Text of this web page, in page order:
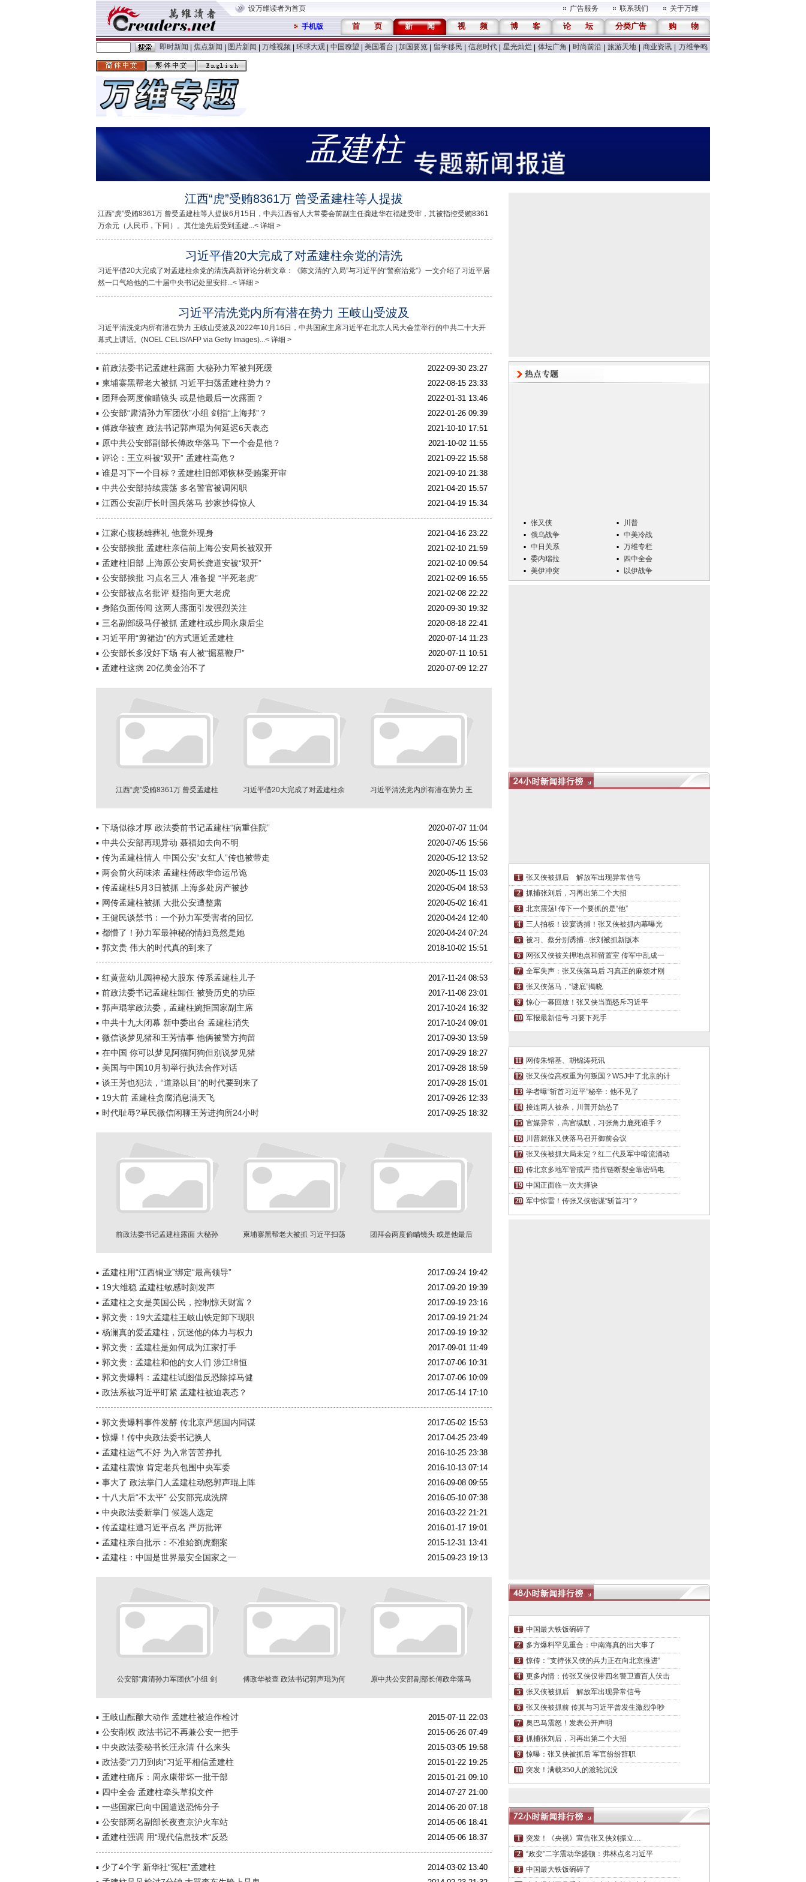
设万维读者为首页 广告服务 联系我们 关于万维
手机版 首 页 新 闻 视 频 博 客 论 坛 分类广告 购 物
即时新闻 焦点新闻 图片新闻 万维视频 环球大观 中国嘹望 美国看台 加国要览 留学移民 信息时代 星光灿烂 体坛广角 时尚前沿 旅游天地 商业资讯 万维争鸣
孟建柱
江西“虎”受贿8361万 曾受孟建柱等人提拔
江西“虎”受贿8361万 曾受孟建柱等人提拔6月15日，中共江西省人大常委会前副主任龚建华在福建受审，其被指控受贿8361
万余元（人民币，下同）。其仕途先后受到孟建...< 详细 >
习近平借20大完成了对孟建柱余党的清洗
习近平借20大完成了对孟建柱余党的清洗高新评论分析文章：《陈文清的“入局”与习近平的“警察治党”》一文介绍了习近平居
然一口气给他的二十届中央书记处里安排...< 详细 >
习近平清洗党内所有潜在势力 王岐山受波及
习近平清洗党内所有潜在势力 王岐山受波及2022年10月16日，中共国家主席习近平在北京人民大会堂举行的中共二十大开
幕式上讲话。(NOEL CELIS/AFP via Getty Images)...< 详细 >
前政法委书记孟建柱露面 大秘孙力军被判死缓 2022-09-30 23:27
柬埔寨黑帮老大被抓 习近平扫荡孟建柱势力？ 2022-08-15 23:33
团拜会两度偷瞄镜头 或是他最后一次露面？ 2022-01-31 13:46
公安部“肃清孙力军团伙”小组 剑指“上海邦”？ 2022-01-26 09:39
傅政华被查 政法书记郭声琨为何延迟6天表态 2021-10-10 17:51
原中共公安部副部长傅政华落马 下一个会是他？ 2021-10-02 11:55
评论：王立科被“双开” 孟建柱高危？ 2021-09-22 15:58
谁是习下一个目标？孟建柱旧部邓恢林受贿案开审 2021-09-10 21:38
中共公安部持续震荡 多名警官被调闲职 2021-04-20 15:57
江西公安副厅长叶国兵落马 抄家抄得惊人 2021-04-19 15:34
江家心腹杨雄葬礼 他意外现身 2021-04-16 23:22
公安部挨批 孟建柱亲信前上海公安局长被双开 2021-02-10 21:59
孟建柱旧部 上海原公安局长龚道安被“双开” 2021-02-10 09:54
公安部挨批 习点名三人 准备捉 “半死老虎” 2021-02-09 16:55
公安部被点名批评 疑指向更大老虎 2021-02-08 22:22
身陷负面传闻 这两人露面引发强烈关注 2020-09-30 19:32
三名副部级马仔被抓 孟建柱或步周永康后尘 2020-08-18 22:41
习近平用“剪裙边”的方式逼近孟建柱 2020-07-14 11:23
公安部长多没好下场 有人被“掘墓鞭尸” 2020-07-11 10:51
孟建柱这病 20亿美金治不了 2020-07-09 12:27
江西“虎”受贿8361万 曾受孟建柱
习近平借20大完成了对孟建柱余
习近平清洗党内所有潜在势力 王
下场似徐才厚 政法委前书记孟建柱“病重住院” 2020-07-07 11:04
中共公安部再现异动 聂福如去向不明 2020-07-05 15:56
传为孟建柱情人 中国公安“女红人”传也被带走 2020-05-12 13:52
两会前火药味浓 孟建柱傅政华命运吊诡 2020-05-11 15:03
传孟建柱5月3日被抓 上海多处房产被抄 2020-05-04 18:53
网传孟建柱被抓 大批公安遭整肃 2020-05-02 16:41
王健民谈禁书：一个孙力军受害者的回忆 2020-04-24 12:40
都懵了！孙力军最神秘的情妇竟然是她 2020-04-24 07:24
郭文贵 伟大的时代真的到来了 2018-10-02 15:51
红黄蓝幼儿园神秘大股东 传系孟建柱儿子 2017-11-24 08:53
前政法委书记孟建柱卸任 被赞历史的功臣 2017-11-08 23:01
郭声琨掌政法委，孟建柱婉拒国家副主席 2017-10-24 16:32
中共十九大闭幕 新中委出台 孟建柱消失 2017-10-24 09:01
微信谈梦见猪和王芳情事 他俩被警方拘留 2017-09-30 13:59
在中国 你可以梦见阿猫阿狗但别说梦见猪 2017-09-29 18:27
美国与中国10月初举行执法合作对话 2017-09-28 18:59
谈王芳也犯法，“道路以目”的时代要到来了 2017-09-28 15:01
19大前 孟建柱贪腐消息满天飞 2017-09-26 12:33
时代耻辱?草民微信闲聊王芳进拘所24小时 2017-09-25 18:32
前政法委书记孟建柱露面 大秘孙
柬埔寨黑帮老大被抓 习近平扫荡
团拜会两度偷瞄镜头 或是他最后
孟建柱用“江西铜业”绑定“最高领导” 2017-09-24 19:42
19大维稳 孟建柱敏感时刻发声 2017-09-20 19:39
孟建柱之女是美国公民，控制惊天财富？ 2017-09-19 23:16
郭文贵：19大孟建柱王岐山铁定卸下现职 2017-09-19 21:24
杨澜真的爱孟建柱，沉迷他的体力与权力 2017-09-19 19:32
郭文贵：孟建柱是如何成为江家打手 2017-09-01 11:49
郭文贵：孟建柱和他的女人们 涉江绵恒 2017-07-06 10:31
郭文贵爆料：孟建柱试图借反恐除掉马健 2017-07-06 10:09
政法系被习近平盯紧 孟建柱被迫表态？ 2017-05-14 17:10
郭文贵爆料事件发酵 传北京严惩国内同谋 2017-05-02 15:53
惊爆！传中央政法委书记换人 2017-04-25 23:49
孟建柱运气不好 为入常苦苦挣扎 2016-10-25 23:38
孟建柱震惊 肯定老兵包围中央军委 2016-10-13 07:14
事大了 政法掌门人孟建柱动怒郭声琨上阵 2016-09-08 09:55
十八大后“不太平” 公安部完成洗牌 2016-05-10 07:38
中央政法委新掌门 候选人选定 2016-03-22 21:21
传孟建柱遭习近平点名 严厉批评 2016-01-17 19:01
孟建柱亲自批示：不准給劉虎翻案 2015-12-31 13:41
孟建柱：中国是世界最安全国家之一 2015-09-23 19:13
公安部“肃清孙力军团伙”小组 剑
傅政华被查 政法书记郭声琨为何
原中共公安部副部长傅政华落马
王岐山酝酿大动作 孟建柱被迫作检讨 2015-07-11 22:03
公安削权 政法书记不再兼公安一把手 2015-06-26 07:49
中央政法委秘书长汪永清 什么来头 2015-03-05 19:58
政法委“刀刀到肉”习近平相信孟建柱 2015-01-22 19:25
孟建柱痛斥：周永康带坏一批干部 2015-01-21 09:10
四中全会 孟建柱牵头草拟文件 2014-07-27 21:00
一些国家已向中国遣送恐怖分子 2014-06-20 07:18
公安部两名副部长夜查京沪火车站 2014-05-06 18:41
孟建柱强调 用“现代信息技术”反恐 2014-05-06 18:37
少了4个字 新华社“冤枉”孟建柱 2014-03-02 13:40
张又侠
川普
俄乌战争
中美冷战
中日关系
万维专栏
委内瑞拉
四中全会
美伊冲突
以伊战争
张又侠被抓后 解放军出现异常信号
抓捕张刘后，习再出第二个大招
北京震荡! 传下一个要抓的是“他”
三人拍板！设宴诱捕！张又侠被抓内幕曝光
被习、蔡分别诱捕...张刘被抓新版本
网张又侠被关押地点和留置室 传军中乱成一
全军失声：张又侠落马后 习真正的麻烦才刚
张又侠落马，“谜底”揭晓
惊心一幕回放！张又侠当面怒斥习近平
军报最新信号 习要下死手
网传朱镕基、胡锦涛死讯
张又侠位高权重为何叛国？WSJ中了北京的计
学者曝“斩首习近平”秘辛：他不见了
接连两人被杀，川普开始怂了
官媒异常，高官缄默，习张角力鹿死谁手？
川普就张又侠落马召开御前会议
张又侠被抓大局未定？红二代及军中暗流涌动
传北京多地军管戒严 指挥链断裂全靠密码电
中国正面临一次大择诀
军中惊雷！传张又侠密谋“斩首习”？
中国最大铁饭碗碎了
多方爆料罕见重合：中南海真的出大事了
惊传：“支持张又侠的兵力正在向北京推进“
更多内情：传张又侠仅带四名警卫遭百人伏击
张又侠被抓后 解放军出现异常信号
张又侠被抓前 传其与习近平曾发生激烈争吵
奥巴马震怒！发表公开声明
抓捕张刘后，习再出第二个大招
惊曝：张又侠被抓后 军官纷纷辞职
突发！满载350人的渡轮沉没
突发！《央视》宣告张又侠刘振立…
“政变”二字震动华盛顿：弗林点名习近平
中国最大铁饭碗碎了